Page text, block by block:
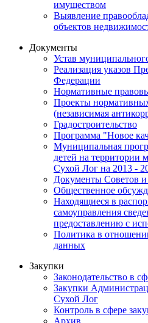
имуществом
Выявление
объектов
Документы
Устав
Реализация указов
Федерации
Нормативные
Проекты
(независимая
Градостроительство
Программа "Новое
Муниципальная
детей на территории
Сухой Лог на 2013 -
Документы Советов
Общественное
Находящиеся в
самоуправления
предоставлению с
Политика в
данных
Закупки
Законодательство в
Закупки
Сухой Лог
Контроль в сфере
Архив